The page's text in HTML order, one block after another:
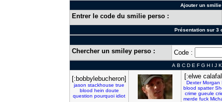
Ajouter un
Entrer le code du smilie perso :
Présentation sur 3
Chercher un smiley perso : Code :
A B C D E F G H I J K
[:bobbylebucheron]
jason stackhouse true
blood hein doute
question pourquoi idiot
[:elwe
Dexter Morgan
blood spatter
crime gueule
merde fuck